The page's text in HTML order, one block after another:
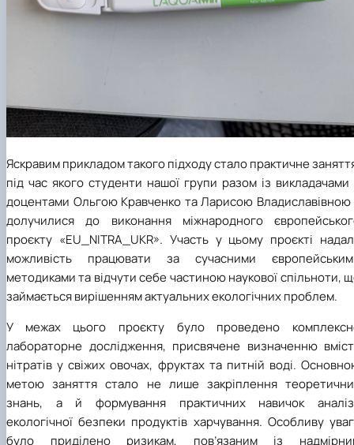
Яскравим прикладом такого підходу стало практичне
під час якого студенти нашої групи разом із викладачами
доцентами Ольгою Кравченко та Ларисою Владиславівною
долучилися до виконання міжнародного
проєкту «EU_NITRA_UKR». Участь у цьому проєкті
можливість працювати за сучасними
методиками та відчути себе частиною наукової спільноти,
займається вирішенням актуальних екологічних проблем.
У межах цього проєкту було проведено
лабораторне дослідження, присвячене визначенню
нітратів у свіжих овочах, фруктах та питній воді.
метою заняття стало не лише закріплення
знань, а й формування практичних навичок
екологічної безпеки продуктів харчування. Особливу
було приділено ризикам, пов’язаним із